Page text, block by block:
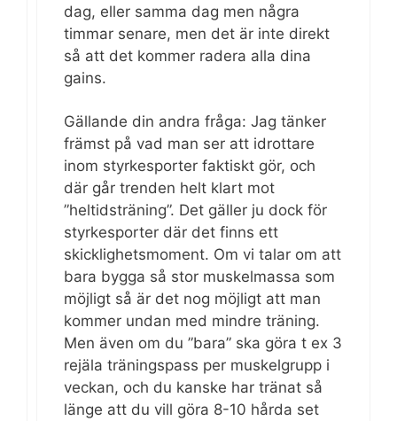
dag, eller samma dag men några
timmar senare, men det är inte direkt
så att det kommer radera alla dina
gains.
Gällande din andra fråga: Jag tänker
främst på vad man ser att idrottare
inom styrkesporter faktiskt gör, och
där går trenden helt klart mot
”heltidsträning”. Det gäller ju dock för
styrkesporter där det finns ett
skicklighetsmoment. Om vi talar om att
bara bygga så stor muskelmassa som
möjligt så är det nog möjligt att man
kommer undan med mindre träning.
Men även om du ”bara” ska göra t ex 3
rejäla träningspass per muskelgrupp i
veckan, och du kanske har tränat så
länge att du vill göra 8-10 hårda set